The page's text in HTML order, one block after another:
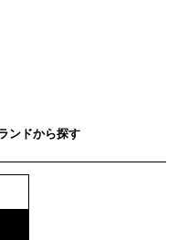
ンドから探す